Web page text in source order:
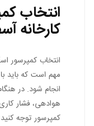
انتخاب
کارخانه
انتخاب کمپرسور
مهم است که باید
انجام شود. در
هوادهی، فشار
کمپرسور توجه